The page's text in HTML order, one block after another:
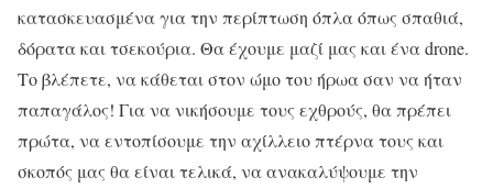
κατασκευασμένα για την περίπτωση όπλα όπως σπαθιά,
δόρατα και τσεκούρια. Θα έχουμε μαζί μας και ένα drone.
Το βλέπετε, να κάθεται στον ώμο του ήρωα σαν να ήταν
παπαγάλος! Για να νικήσουμε τους εχθρούς, θα πρέπει
πρώτα, να εντοπίσουμε την αχίλλειο πτέρνα τους και
σκοπός μας θα είναι τελικά, να ανακαλύψουμε την